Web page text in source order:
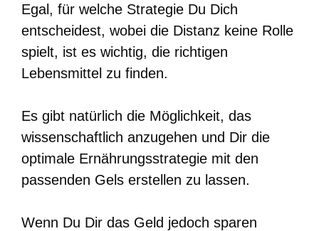
Egal, für welche Strategie Du Dich
entscheidest, wobei die Distanz keine Rolle
spielt, ist es wichtig, die richtigen
Lebensmittel zu finden.
Es gibt natürlich die Möglichkeit, das
wissenschaftlich anzugehen und Dir die
optimale Ernährungsstrategie mit den
passenden Gels erstellen zu lassen.
Wenn Du Dir das Geld jedoch sparen